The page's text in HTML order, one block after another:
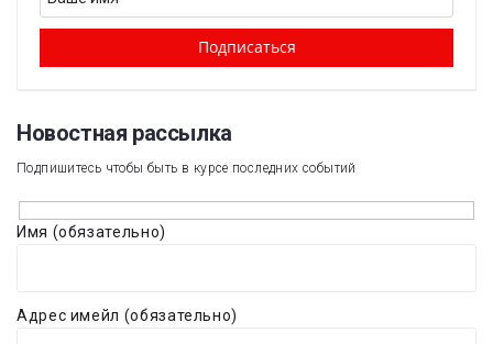
Новостная рассылка​
Подпишитесь чтобы быть в курсе последних событий
Имя (обязательно)
Адрес имейл (обязательно)